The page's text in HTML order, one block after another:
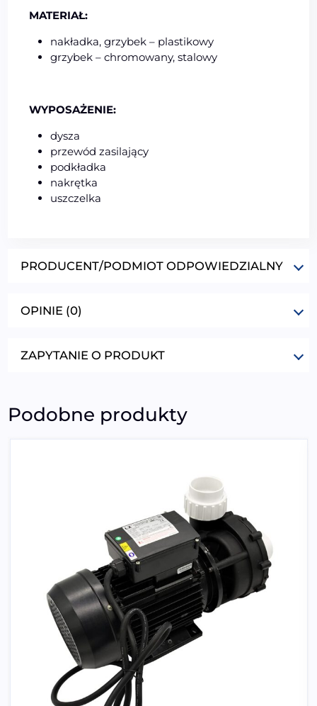
MATERIAŁ:
nakładka, grzybek – plastikowy
grzybek – chromowany, stalowy
WYPOSAŻENIE:
dysza
przewód zasilający
podkładka
nakrętka
uszczelka
PRODUCENT/PODMIOT ODPOWIEDZIALNY
OPINIE (0)
ZAPYTANIE O PRODUKT
Podobne produkty